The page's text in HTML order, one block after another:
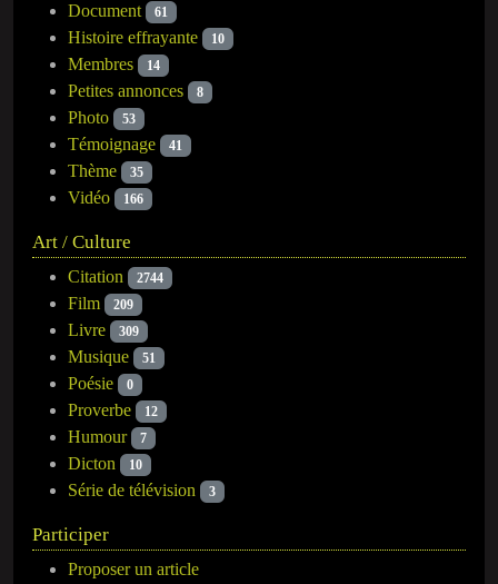
Document 61
Histoire effrayante 10
Membres 14
Petites annonces 8
Photo 53
Témoignage 41
Thème 35
Vidéo 166
Art / Culture
Citation 2744
Film 209
Livre 309
Musique 51
Poésie 0
Proverbe 12
Humour 7
Dicton 10
Série de télévision 3
Participer
Proposer un article